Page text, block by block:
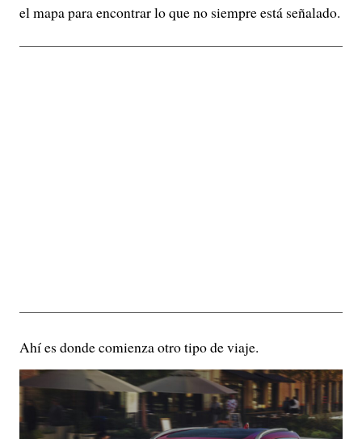
el mapa para encontrar lo que no siempre está señalado.
Ahí es donde comienza otro tipo de viaje.